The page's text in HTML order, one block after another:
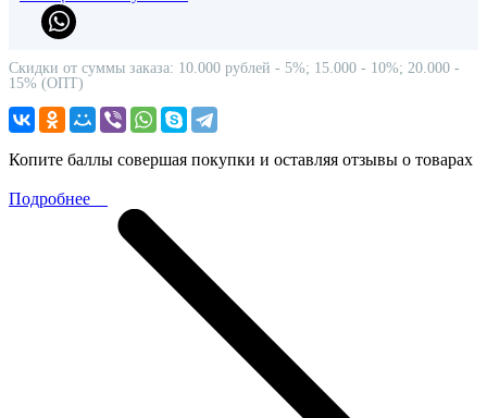
Скидки от суммы заказа: 10.000 рублей - 5%; 15.000 - 10%; 20.000 -
15% (ОПТ)
Копите баллы совершая покупки и оставляя отзывы о товарах
Подробнее